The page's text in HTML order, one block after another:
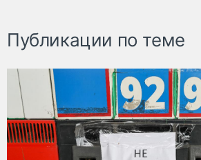
Публикации по теме